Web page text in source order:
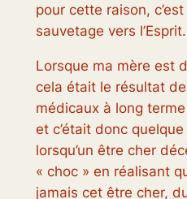
pour cette raison,
sauvetage vers l’Esprit.
Lorsque ma mère est
cela était le résultat
médicaux à long
et c’était donc
lorsqu’un être cher
« choc » en réalisant
jamais cet être cher,